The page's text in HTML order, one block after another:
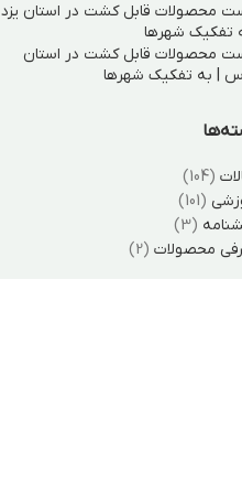
محصولات قابل کشت در استان یزد
تفکیک شهرها
محصولات قابل کشت در استان
| به تفکیک شهرها
(104)
(101)
(3)
محصولات (2)